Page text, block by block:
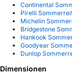
Continental
Pirelli
Michelin
Bridgestone
Hankook
Goodyear
Dunlop
Dimensionen